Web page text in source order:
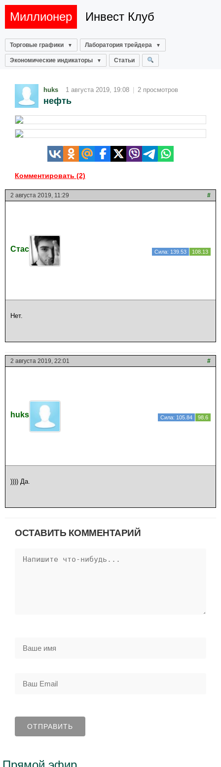
Миллионер Инвест Клуб
Торговые графики Лаборатория трейдера
Экономические индикаторы Статьи
huks 1 августа 2019, 19:08 | 2 просмотров
нефть
Комментировать (2)
2 августа 2019, 11:29 #
Стас Сила: 139.53 108.13
Нет.
2 августа 2019, 22:01 #
huks Сила: 105.84 98.6
)))) Да.
ОСТАВИТЬ КОММЕНТАРИЙ